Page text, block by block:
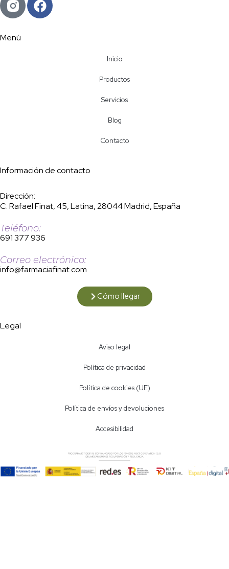
Menú
Inicio
Productos
Servicios
Blog
Contacto
Información de contacto
Dirección:
C. Rafael Finat, 45, Latina, 28044 Madrid, España
Teléfono:
691 377 936
Correo electrónico:
info@farmaciafinat.com
Cómo llegar
Legal
Aviso legal
Política de privacidad
Política de cookies (UE)
Política de envíos y devoluciones
Accesibilidad